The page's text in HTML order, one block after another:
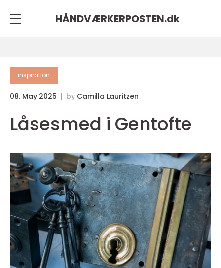
HÅNDVÆRKERPOSTEN.dk
inspiration
08. May 2025 by Camilla Lauritzen
Låsesmed i Gentofte